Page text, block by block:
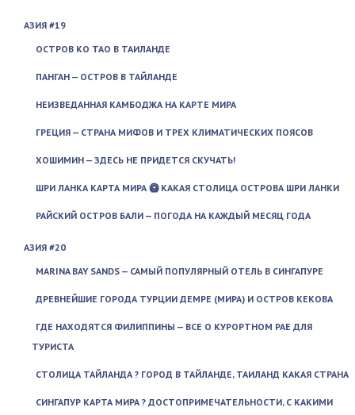
АЗИЯ #19
ОСТРОВ КО ТАО В ТАИЛАНДЕ
ПАНГАН — ОСТРОВ В ТАЙЛАНДЕ
НЕИЗВЕДАННАЯ КАМБОДЖА НА КАРТЕ МИРА
ГРЕЦИЯ — СТРАНА МИФОВ И ТРЕХ КЛИМАТИЧЕСКИХ ПОЯСОВ
ХОШИМИН — ЗДЕСЬ НЕ ПРИДЕТСЯ СКУЧАТЬ!
ШРИ ЛАНКА КАРТА МИРА 🥝 КАКАЯ СТОЛИЦА ОСТРОВА ШРИ ЛАНКИ
РАЙСКИЙ ОСТРОВ БАЛИ — ПОГОДА НА КАЖДЫЙ МЕСЯЦ ГОДА
АЗИЯ #20
MARINA BAY SANDS — САМЫЙ ПОПУЛЯРНЫЙ ОТЕЛЬ В СИНГАПУРЕ
ДРЕВНЕЙШИЕ ГОРОДА ТУРЦИИ ДЕМРЕ (МИРА) И ОСТРОВ КЕКОВА
ГДЕ НАХОДЯТСЯ ФИЛИППИНЫ — ВСЕ О КУРОРТНОМ РАЕ ДЛЯ
ТУРИСТА
СТОЛИЦА ТАЙЛАНДА ? ГОРОД В ТАЙЛАНДЕ, ТАИЛАНД КАКАЯ СТРАНА
СИНГАПУР КАРТА МИРА ? ДОСТОПРИМЕЧАТЕЛЬНОСТИ, С КАКИМИ